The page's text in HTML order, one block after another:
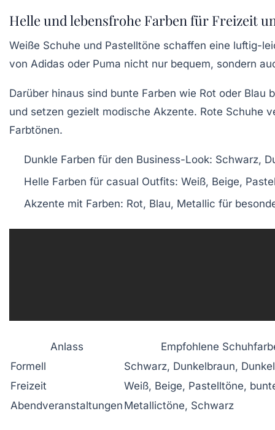
Helle und lebensfrohe Farben für Freizeit
Weiße Schuhe und Pastelltöne schaffen eine luftig-
von Adidas oder Puma nicht nur bequem, sondern
Darüber hinaus sind bunte Farben wie Rot oder
und setzen gezielt modische Akzente. Rote Schuhe
Farbtönen.
Dunkle Farben für den Business-Look: Schwarz,
Helle Farben für casual Outfits: Weiß, Beige,
Akzente mit Farben: Rot, Blau, Metallic für
Anlass
Empfohlene
Formell
Schwarz, Dunkelbraun,
Freizeit
Weiß, Beige, Pastelltöne,
Abendveranstaltungen Metallictöne, Schwarz